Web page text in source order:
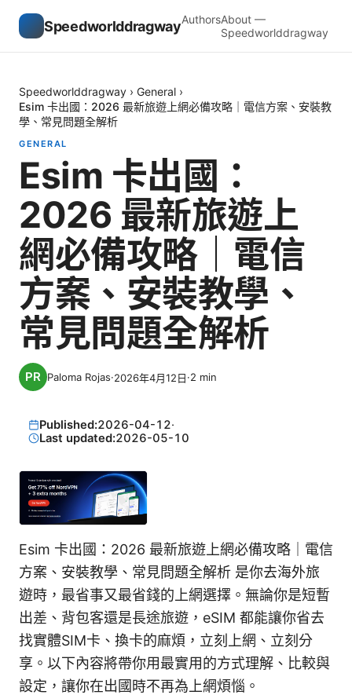
SpeedworlddragwayAuthorsAbout —
Speedworlddragway
Speedworlddragway › General ›
Esim 卡出國：2026 最新旅遊上網必備攻略｜電信方案、安裝教
學、常見問題全解析
GENERAL
Esim 卡出國：
2026 最新旅遊上
網必備攻略｜電信
方案、安裝教學、
常見問題全解析
Paloma Rojas·2026年4月12日·2 min
Published:2026-04-12·
Last updated:2026-05-10
Esim 卡出國：2026 最新旅遊上網必備攻略｜電信
方案、安裝教學、常見問題全解析 是你去海外旅
遊時，最省事又最省錢的上網選擇。無論你是短暫
出差、背包客還是長途旅遊，eSIM 都能讓你省去
找實體SIM卡、換卡的麻煩，立刻上網、立刻分
享。以下內容將帶你用最實用的方式理解、比較與
設定，讓你在出國時不再為上網煩惱。